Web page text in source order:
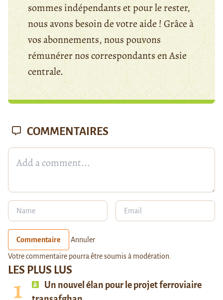
sommes indépendants et pour le rester,
nous avons besoin de votre aide ! Grâce à
vos abonnements, nous pouvons
rémunérer nos correspondants en Asie
centrale.
LES PLUS LUS
Un nouvel élan pour le projet ferroviaire
COMMENTAIRES
Commentaire Annuler
Votre commentaire pourra être soumis à modération.